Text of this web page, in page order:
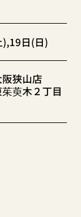
日(日)
狭山店
萸木２丁目